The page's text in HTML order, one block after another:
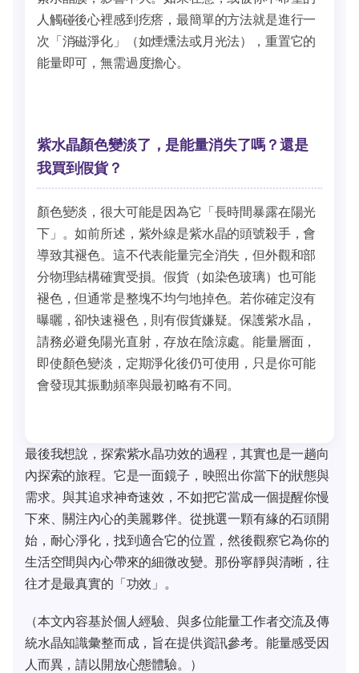
人觸碰後心裡感到疙瘩，最簡單的方法就是進行一
次「消磁淨化」（如煙燻法或月光法），重置它的
能量即可，無需過度擔心。
紫水晶顏色變淡了，是能量消失了嗎？還是
我買到假貨？
顏色變淡，很大可能是因為它「長時間暴露在陽光
下」。如前所述，紫外線是紫水晶的頭號殺手，會
導致其褪色。這不代表能量完全消失，但外觀和部
分物理結構確實受損。假貨（如染色玻璃）也可能
褪色，但通常是整塊不均勻地掉色。若你確定沒有
曝曬，卻快速褪色，則有假貨嫌疑。保護紫水晶，
請務必避免陽光直射，存放在陰涼處。能量層面，
即使顏色變淡，定期淨化後仍可使用，只是你可能
會發現其振動頻率與最初略有不同。
最後我想說，探索紫水晶功效的過程，其實也是一趟向
內探索的旅程。它是一面鏡子，映照出你當下的狀態與
需求。與其追求神奇速效，不如把它當成一個提醒你慢
下來、關注內心的美麗夥伴。從挑選一顆有緣的石頭開
始，耐心淨化，找到適合它的位置，然後觀察它為你的
生活空間與內心帶來的細微改變。那份寧靜與清晰，往
往才是最真實的「功效」。
（本文內容基於個人經驗、與多位能量工作者交流及傳
統水晶知識彙整而成，旨在提供資訊參考。能量感受因
人而異，請以開放心態體驗。）